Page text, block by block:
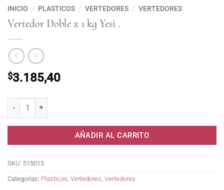
INICIO / PLASTICOS / VERTEDORES / VERTEDORES
Vertedor Doble x 1 kg Yesi .
$3.185,40
AÑADIR AL CARRITO
SKU: 515015
Categorías: Plasticos, Vertedores, Vertedores